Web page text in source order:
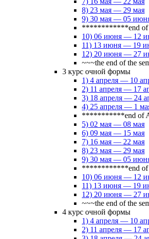
8) 23 мая — 29 мая
9) 30 мая — 05
************end
10) 06 июня — 12
11) 13 июня — 19
12) 20 июня — 27
~~~the end of the
3 курс очной формы
1) 4 апреля — 10
2) 11 апреля — 17
3) 18 апреля — 24
4) 25 апреля — 1
***********end of
5) 02 мая — 08 мая
6) 09 мая — 15 мая
7) 16 мая — 22 мая
8) 23 мая — 29 мая
9) 30 мая — 05
************end
10) 06 июня — 12
11) 13 июня — 19
12) 20 июня — 27
~~~the end of the
4 курс очной формы
1) 4 апреля — 10
2) 11 апреля — 17